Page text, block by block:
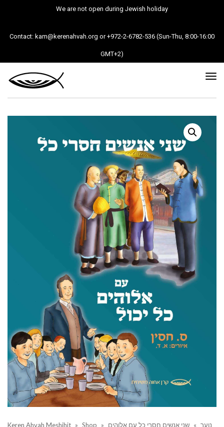
We are not open during Jewish holiday
Contact: kam@kerenahvah.org or +972-2-6782-536 (Sun-Thu, 8:00-16:00
GMT+2)
Keren Ahvah Meshihit » Shop » נוער » שני אנשים חסרי כל עם אלוהים